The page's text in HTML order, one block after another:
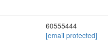
60555444
[email protected]